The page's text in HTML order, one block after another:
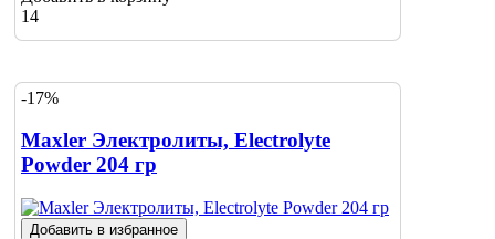
14
-17%
Maxler Электролиты, Electrolyte
Powder 204 гр
Добавить в избранное